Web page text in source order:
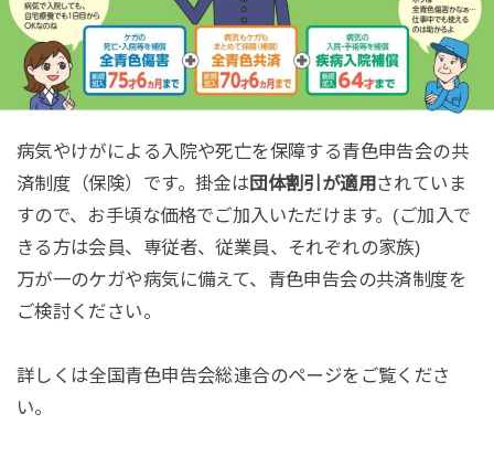
病気やけがによる入院や死亡を保障する青色申告会の共
済制度（保険）です。掛金は団体割引が適用 されていま
すので、お手頃な価格でご加入いただけます。(ご加入で
きる方は会員、専従者、従業員、それぞれの家族)
万が一のケガや病気に備えて、青色申告会の共済制度を
ご検討ください。
詳しくは全国青色申告会総連合のページをご覧くださ
い。